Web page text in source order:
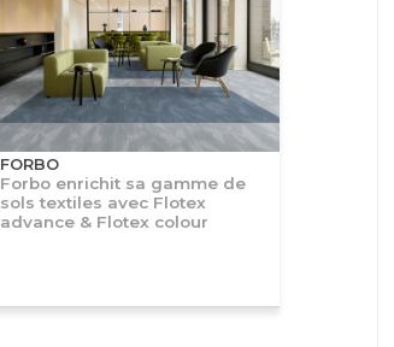
FORBO
Forbo enrichit sa gamme de
sols textiles avec Flotex
advance & Flotex colour